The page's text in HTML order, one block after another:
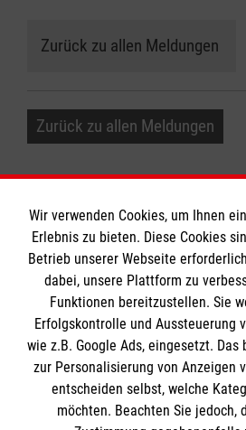
Zurück zu allen Meldungen
Zurück zu allen Meldungen
Informationen
Impressum
Datenschutz
Barrierefreiheit
Kontakt
Die Malteser
Malteser in Deutschland
Wir verwenden Cookies, um Ihnen
Erlebnis zu bieten. Diese Cookies
Betrieb unserer Webseite
dabei, unsere Plattform zu
Funktionen bereitzustellen. Sie
Erfolgskontrolle und Aussteuerung
wie z.B. Google Ads, eingesetzt. Das
zur Personalisierung von Anzeigen
entscheiden selbst, welche
möchten. Beachten Sie jedoch,